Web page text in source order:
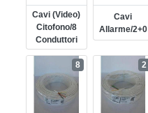
Cavi (video)
Citofono/8
Conduttori
Cavi
Allarme/2+0
8 2